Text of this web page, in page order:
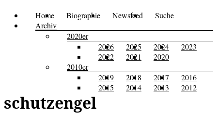
Zum
Inhalt
Kusi's
Tagebuch
Carpe
Menü Home Biographie Newsfeed
Suche
Archiv
2020er
2026
2025 2024
2023
2022
2021
2020
2010er
2019
2018 2017
2016
2015
2014 2013 2012
schutzengel